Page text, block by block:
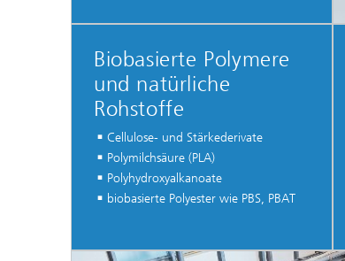
Biobasierte Polymere
und natürliche
Rohstoffe
Cellulose- und Stärkederivate
Polymilchsäure (PLA)
Polyhydroxyalkanoate
biobasierte Polyester wie PBS, PBAT